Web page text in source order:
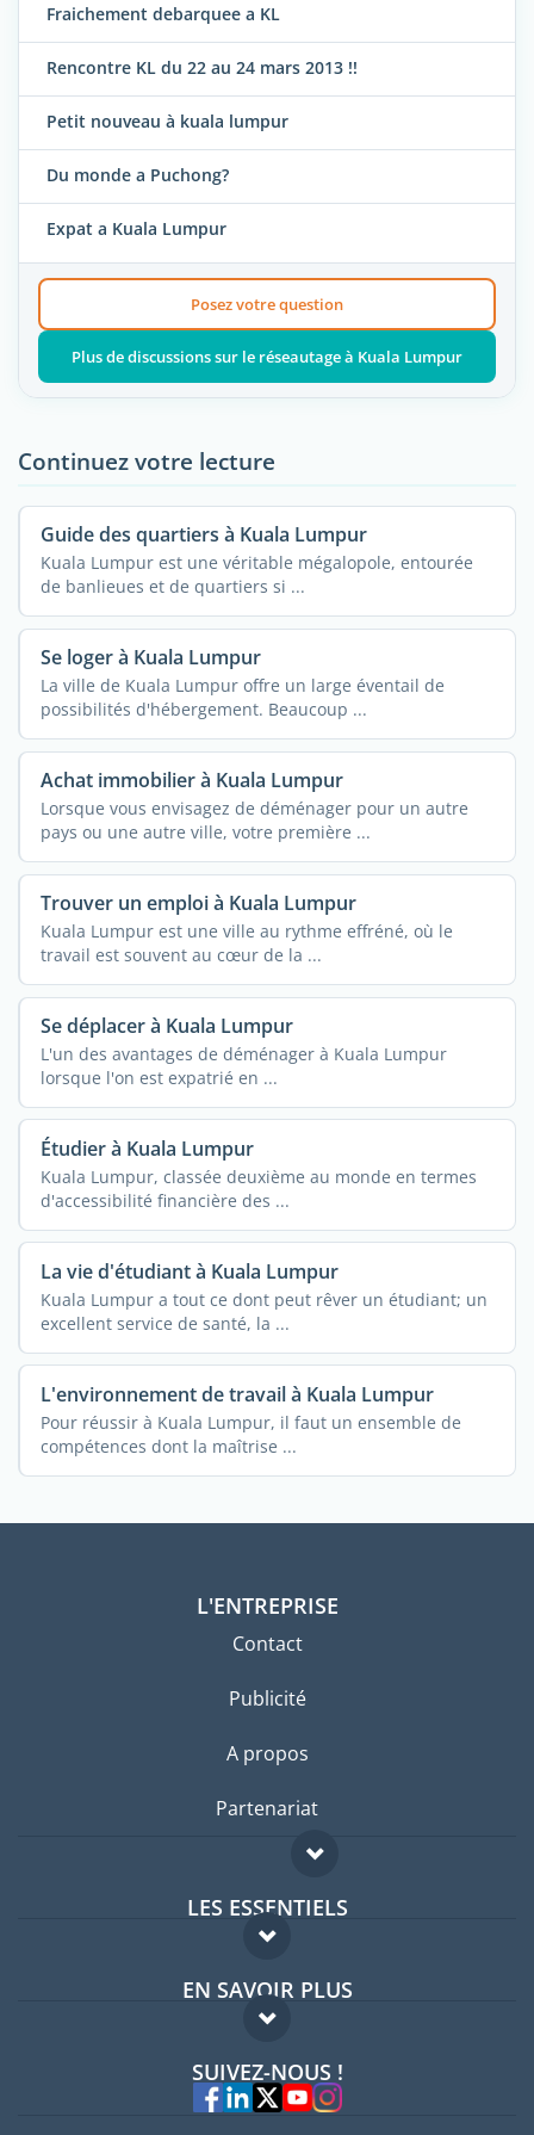
Fraichement debarquee a KL
Rencontre KL du 22 au 24 mars 2013 !!
Petit nouveau à kuala lumpur
Du monde a Puchong?
Expat a Kuala Lumpur
Posez votre question
Plus de discussions sur le réseautage à Kuala Lumpur
Continuez votre lecture
Guide des quartiers à Kuala Lumpur
Kuala Lumpur est une véritable mégalopole, entourée
de banlieues et de quartiers si ...
Se loger à Kuala Lumpur
La ville de Kuala Lumpur offre un large éventail de
possibilités d'hébergement. Beaucoup ...
Achat immobilier à Kuala Lumpur
Lorsque vous envisagez de déménager pour un autre
pays ou une autre ville, votre première ...
Trouver un emploi à Kuala Lumpur
Kuala Lumpur est une ville au rythme effréné, où le
travail est souvent au cœur de la ...
Se déplacer à Kuala Lumpur
L'un des avantages de déménager à Kuala Lumpur
lorsque l'on est expatrié en ...
Étudier à Kuala Lumpur
Kuala Lumpur, classée deuxième au monde en termes
d'accessibilité financière des ...
La vie d'étudiant à Kuala Lumpur
Kuala Lumpur a tout ce dont peut rêver un étudiant; un
excellent service de santé, la ...
L'environnement de travail à Kuala Lumpur
Pour réussir à Kuala Lumpur, il faut un ensemble de
compétences dont la maîtrise ...
L'ENTREPRISE
Contact
Publicité
A propos
Partenariat
LES ESSENTIELS
Forum expatriés
Guides pays
EN SAVOIR PLUS
FAQ
Experts
SUIVEZ-NOUS !